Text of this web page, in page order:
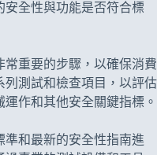
安全性與功能是否符合標
重要的步驟，以確保消費
測試和檢查項目，以評估
作和其他安全關鍵指標。
和最新的安全性指南進